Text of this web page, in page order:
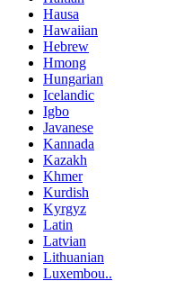
Hausa
Hawaiian
Hebrew
Hmong
Hungarian
Icelandic
Igbo
Javanese
Kannada
Kazakh
Khmer
Kurdish
Kyrgyz
Latin
Latvian
Lithuanian
Luxembou..